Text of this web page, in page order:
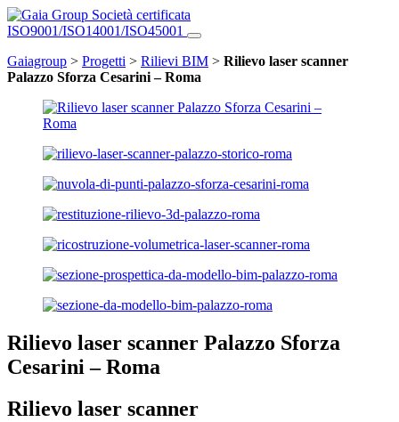
Società certificata
ISO9001/ISO14001/ISO45001
Gaiagroup > Progetti > Rilievi BIM > Rilievo laser scanner
Palazzo Sforza Cesarini – Roma
Rilievo laser scanner Palazzo Sforza
Cesarini – Roma
Rilievo laser scanner